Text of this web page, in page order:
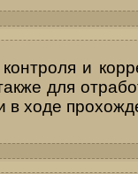
и
для
ходе